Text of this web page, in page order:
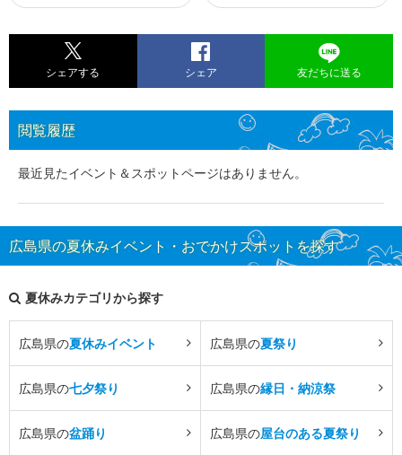
シェアする シェア 友だちに送る
閲覧履歴
最近見たイベント＆スポットページはありません。
広島県の夏休みイベント・おでかけスポットを探す
夏休みカテゴリから探す
広島県の夏休みイベント 広島県の夏祭り
広島県の七夕祭り 広島県の縁日・納涼祭
広島県の盆踊り 広島県の屋台のある夏祭り